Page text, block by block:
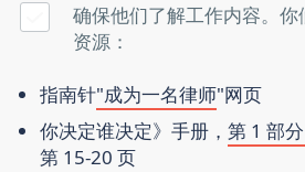
确保他们了解工作内容。
资源：
指南针"成为一名律师"网页
你决定谁决定》手册， 第 1 部
第 15-20 页